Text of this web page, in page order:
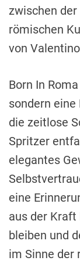
zwischen
römischen
von
Born In
sondern eine
die zeitlose
Spritzer
elegantes
eine
aus der
bleiben und
im Sinne der